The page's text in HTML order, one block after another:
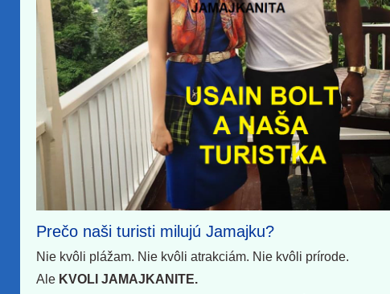
Prečo naši turisti milujú Jamajku?
Nie kvôli plážam. Nie kvôli atrakciám. Nie kvôli prírode.
Ale KVOLI JAMAJKANITE.